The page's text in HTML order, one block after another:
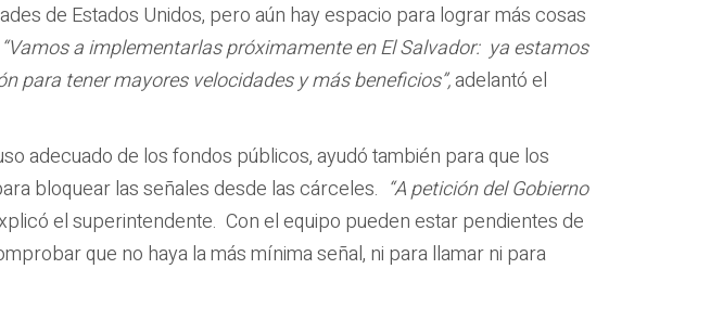
de Estados Unidos, pero aún hay espacio para lograr más cosas
“Vamos a implementarlas próximamente en El Salvador: ya estamos
para tener mayores velocidades y más beneficios”,adelantó el
adecuado de los fondos públicos, ayudó también para que los
bloquear las señales desde las cárceles. “A petición del Gobierno
el superintendente. Con el equipo pueden estar pendientes de
que no haya la más mínima señal, ni para llamar ni para